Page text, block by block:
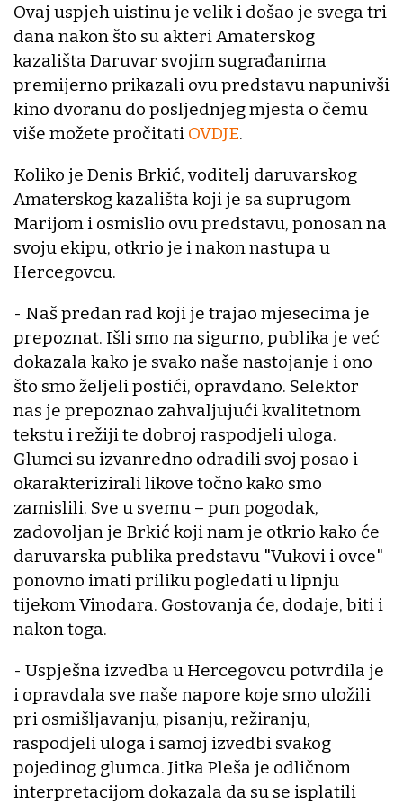
Ovaj uspjeh uistinu je velik i došao je svega tri
dana nakon što su akteri Amaterskog
kazališta Daruvar svojim sugrađanima
premijerno prikazali ovu predstavu napunivši
kino dvoranu do posljednjeg mjesta o čemu
više možete pročitati OVDJE.
Koliko je Denis Brkić, voditelj daruvarskog
Amaterskog kazališta koji je sa suprugom
Marijom i osmislio ovu predstavu, ponosan na
svoju ekipu, otkrio je i nakon nastupa u
Hercegovcu.
- Naš predan rad koji je trajao mjesecima je
prepoznat. Išli smo na sigurno, publika je već
dokazala kako je svako naše nastojanje i ono
što smo željeli postići, opravdano. Selektor
nas je prepoznao zahvaljujući kvalitetnom
tekstu i režiji te dobroj raspodjeli uloga.
Glumci su izvanredno odradili svoj posao i
okarakterizirali likove točno kako smo
zamislili. Sve u svemu – pun pogodak,
zadovoljan je Brkić koji nam je otkrio kako će
daruvarska publika predstavu "Vukovi i ovce"
ponovno imati priliku pogledati u lipnju
tijekom Vinodara. Gostovanja će, dodaje, biti i
nakon toga.
- Uspješna izvedba u Hercegovcu potvrdila je
i opravdala sve naše napore koje smo uložili
pri osmišljavanju, pisanju, režiranju,
raspodjeli uloga i samoj izvedbi svakog
pojedinog glumca. Jitka Pleša je odličnom
interpretacijom dokazala da su se isplatili